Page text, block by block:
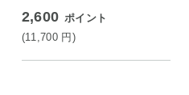
2,600 ポイント
(11,700 円 )